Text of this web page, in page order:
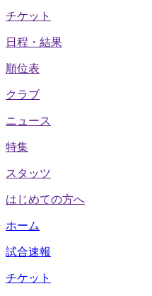
チケット
日程・結果
順位表
クラブ
ニュース
特集
スタッツ
はじめての方へ
ホーム
試合速報
チケット